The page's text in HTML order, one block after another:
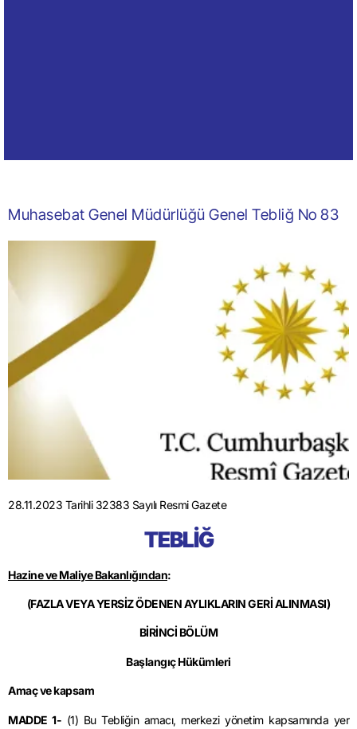
Muhasebat Genel Müdürlüğü Genel Tebliğ No 83
28.11.2023 Tarihli 32383 Sayılı Resmi Gazete
TEBLİĞ
Hazine ve Maliye Bakanlığından:
(FAZLA VEYA YERSİZ ÖDENEN AYLIKLARIN GERİ ALINMASI)
BİRİNCİ BÖLÜM
Başlangıç Hükümleri
Amaç ve kapsam
MADDE 1- (1) Bu Tebliğin amacı, merkezi yönetim kapsamında yer